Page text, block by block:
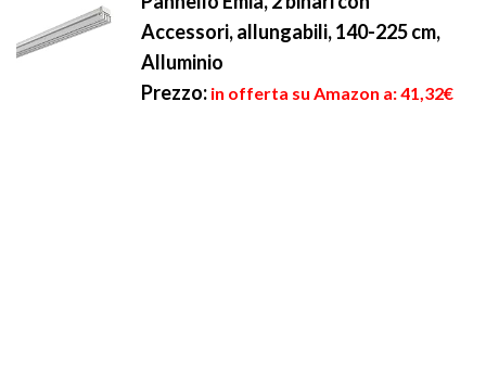
Accessori, allungabili, 140-225 cm,
Alluminio
Prezzo: in offerta su Amazon a: 41,32€